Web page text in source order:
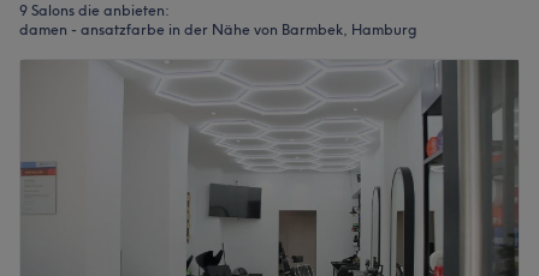
9 Salons die anbieten:
damen - ansatzfarbe in der Nähe von Barmbek, Hamburg